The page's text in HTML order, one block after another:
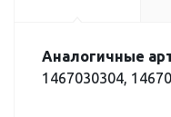
Аналогичные
1467030304,